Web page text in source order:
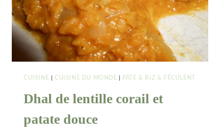
CUISINE CUISINE DU MONDE PÂTE & RIZ & FÉCULENT
Dhal de lentille corail et
patate douce